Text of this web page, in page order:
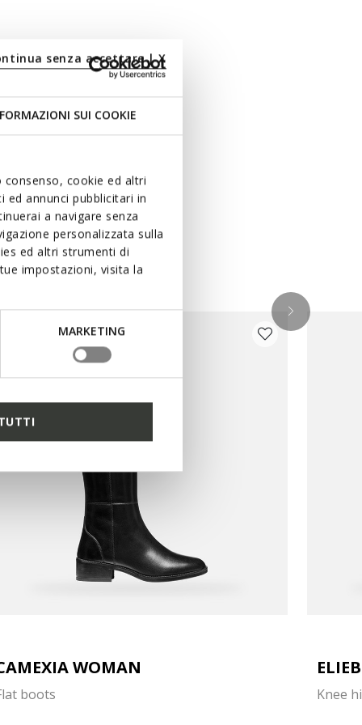
SUI COOKIE
cookie ed altri
annunci pubblicitari in
a navigare senza
personalizzata sulla
ed altri strumenti di
impostazioni, visita la
MARKETING
senza accettare | X
WOMAN
boots
Knee